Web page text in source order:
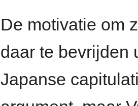
De motivatie om
daar te bevrijden
Japanse